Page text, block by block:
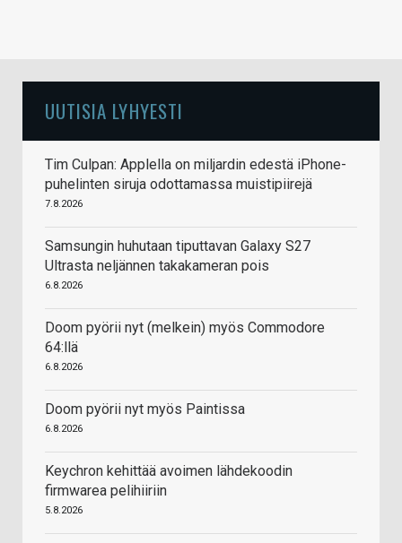
UUTISIA LYHYESTI
Tim Culpan: Applella on miljardin edestä iPhone-
puhelinten siruja odottamassa muistipiirejä
7.8.2026
Samsungin huhutaan tiputtavan Galaxy S27
Ultrasta neljännen takakameran pois
6.8.2026
Doom pyörii nyt (melkein) myös Commodore
64:llä
6.8.2026
Doom pyörii nyt myös Paintissa
6.8.2026
Keychron kehittää avoimen lähdekoodin
firmwarea pelihiiriin
5.8.2026